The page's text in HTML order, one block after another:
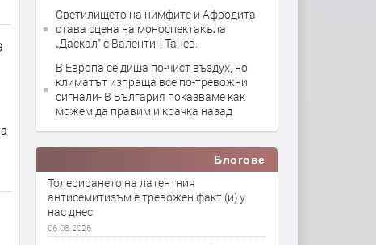
Светилището на нимфите и Афродита
става сцена на моноспектакъла
„Даскал“ с Валентин Танев.
В Европа се диша по-чист въздух, но
климатът изпраща все по-тревожни
сигнали- В България показваме как
можем да правим и крачка назад
Блогове
Толерирането на латентния
антисемитизъм е тревожен факт (и) у
нас днес
06.08.2026